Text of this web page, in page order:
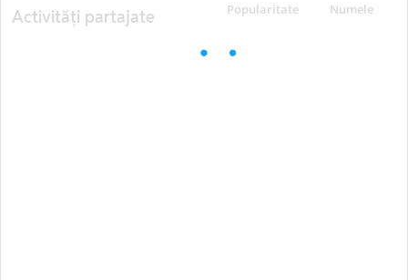
Popularitate Numele
Activități partajate